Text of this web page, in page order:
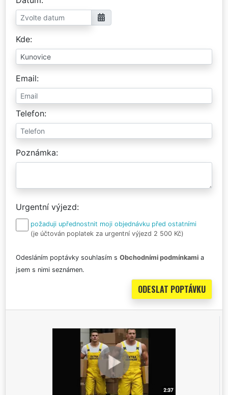
Kde
Email
Telefon
Poznámka
Urgentní výjezd
požaduji upřednostnit moji objednávku před ostatními
(je účtován poplatek za urgentní výjezd 2 500 Kč)
Odesláním poptávky souhlasím s Obchodními podmínkami a
jsem s nimi seznámen.